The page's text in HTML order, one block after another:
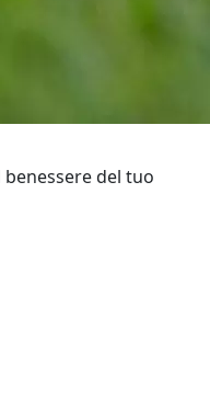
del tuo